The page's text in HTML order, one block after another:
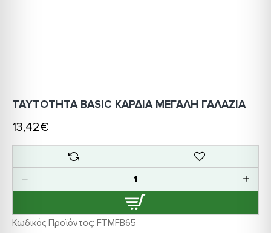
Κωδικός Προϊόντος: FTMFB65
ΤΑΥΤΟΤΗΤΑ BASIC ΚΑΡΔΙΑ ΜΕΓΑΛΗ ΓΑΛΑΖΙΑ
13,42€